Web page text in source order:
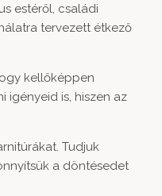
estéről, családi
tervezett étkező
kellőképpen
igényeid is, hiszen az
Tudjuk
a döntésedet